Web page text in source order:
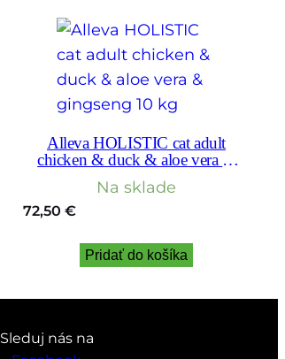
Alleva HOLISTIC cat adult
chicken & duck & aloe vera &
gingseng 10 kg
Na sklade
72,50 €
Pridať do košíka
Sleduj nás na